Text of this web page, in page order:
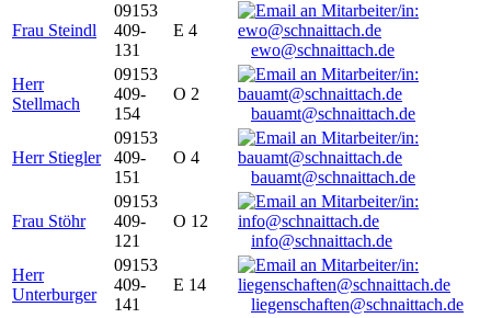
Frau Steindl
09153
409-
131
E 4
ewo@schnaittach.de
Herr
Stellmach
09153
409-
154
O 2
bauamt@schnaittach.de
Herr Stiegler
09153
409-
151
O 4
bauamt@schnaittach.de
Frau Stöhr
09153
409-
121
O 12
info@schnaittach.de
Herr
Unterburger
09153
409-
141
E 14
liegenschaften@schnaittach.de